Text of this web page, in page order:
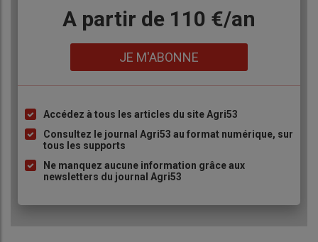
BodyA partir de 110 €/an
JE M'ABONNE
Liste
à
puce
Accédez à tous les articles du site Agri53
Consultez le journal Agri53 au format numérique, sur
tous les supports
Ne manquez aucune information grâce aux
newsletters du journal Agri53